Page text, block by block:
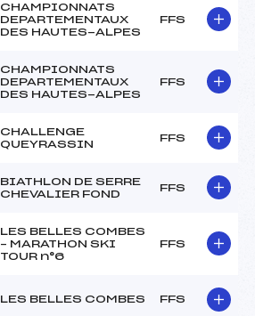
CHAMPIONNATS
DEPARTEMENTAUX
DES HAUTES-ALPES
FFS
CHAMPIONNATS
DEPARTEMENTAUX
DES HAUTES-ALPES
FFS
CHALLENGE
QUEYRASSIN
FFS
BIATHLON DE SERRE
CHEVALIER FOND
FFS
LES BELLES COMBES
– MARATHON SKI
TOUR n°6
FFS
LES BELLES COMBES FFS